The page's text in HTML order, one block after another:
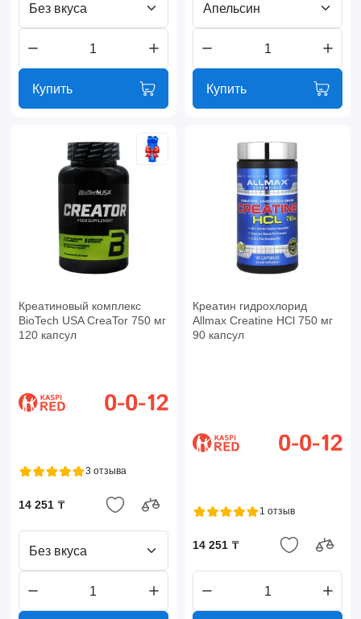
Без вкуса
Купить
Апельсин
Купить
Креатиновый комплекс
BioTech USA CreaTor 750 мг
120 капсул
3 отзыва
14 251 ₸
Без вкуса
Креатин гидрохлорид
Allmax Creatine HCl 750 мг
90 капсул
1 отзыв
14 251 ₸